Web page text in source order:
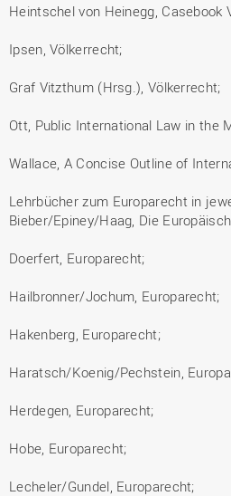
Heintschel von Heinegg, Casebook
Ipsen, Völkerrecht;
Graf Vitzthum (Hrsg.), Völkerrecht;
Ott, Public International Law in the
Wallace, A Concise Outline of
Lehrbücher zum Europarecht in
Bieber/Epiney/Haag, Die
Doerfert, Europarecht;
Hailbronner/Jochum, Europarecht;
Hakenberg, Europarecht;
Haratsch/Koenig/Pechstein,
Herdegen, Europarecht;
Hobe, Europarecht;
Lecheler/Gundel, Europarecht;